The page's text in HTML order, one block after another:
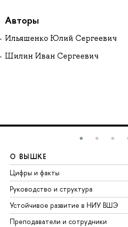
Авторы
Ильяшенко Юлий Сергеевич
Шилин Иван Сергеевич
О ВЫШКЕ
Цифры и факты
Руководство и структура
Устойчивое развитие в НИУ ВШЭ
Преподаватели и сотрудники